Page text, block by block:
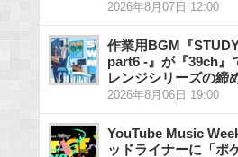
2026年8月07日 12:00
作業用BGM『
part6 -』が『39ch』
レンジシリーズの締
2026年8月06日 19:00
YouTube Music
ッドライナーに「ポ